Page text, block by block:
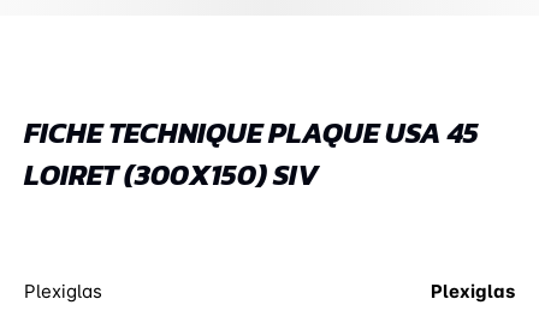
FICHE TECHNIQUE PLAQUE USA 45
LOIRET (300X150) SIV
Plexiglas Plexiglas